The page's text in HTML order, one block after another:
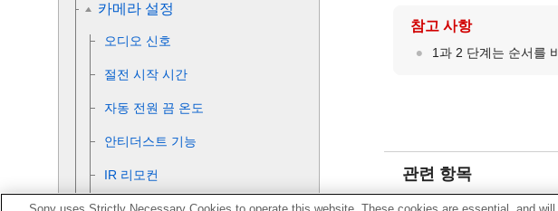
참고 사항
1과 2 단계는 순서를
관련 항목
녹화 설정 (동영상)
카메라 설정
오디오 신호
절전 시작 시간
자동 전원 끔 온도
안티더스트 기능
IR 리모컨